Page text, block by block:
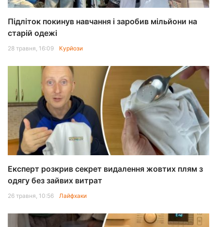
Підліток покинув навчання і заробив мільйони на
старій одежі
28 травня, 16:09 Курйози
Експерт розкрив секрет видалення жовтих плям з
одягу без зайвих витрат
26 травня, 10:56 Лайфхаки